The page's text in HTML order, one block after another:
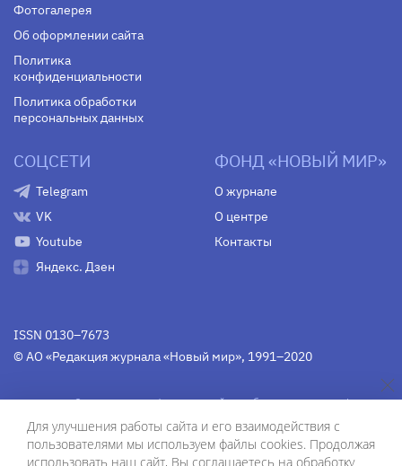
Фотогалерея
Об оформлении сайта
Политика
конфиденциальности
Политика обработки
персональных данных
СОЦСЕТИ
Telegram
VK
Youtube
Яндекс. Дзен
ФОНД «НОВЫЙ МИР»
О журнале
О центре
Контакты
ISSN 0130–7673
© АО «Редакция журнала «Новый мир», 1991–2020
Свидетельство Федеральной службы по надзору в сфере
связи, информационных технологий и массовых
коммуникаций средства массовой информации
(Роскомнадзор)ПИ № Фс 77-75754 от 13 июня 2019 г.
Для улучшения работы сайта и его взаимодействия с
пользователями мы используем файлы cookies. Продолжая
использовать наш сайт, Вы соглашаетесь на обработку